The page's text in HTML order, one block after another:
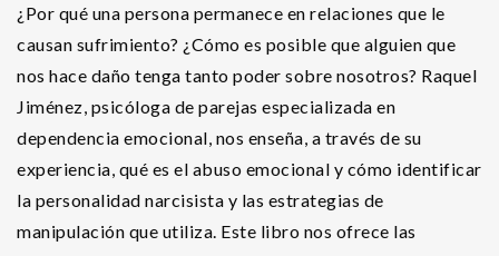
¿Por qué una persona permanece en relaciones que le
causan sufrimiento? ¿Cómo es posible que alguien que
nos hace daño tenga tanto poder sobre nosotros? Raquel
Jiménez, psicóloga de parejas especializada en
dependencia emocional, nos enseña, a través de su
experiencia, qué es el abuso emocional y cómo identificar
la personalidad narcisista y las estrategias de
manipulación que utiliza. Este libro nos ofrece las